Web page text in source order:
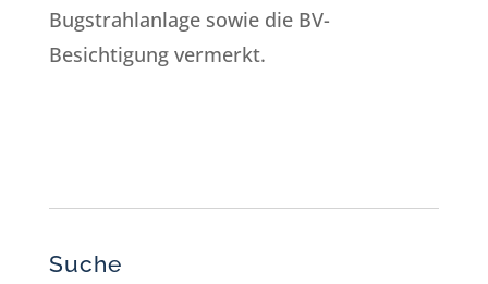
Bugstrahlanlage sowie die BV-
Besichtigung vermerkt.
Suche